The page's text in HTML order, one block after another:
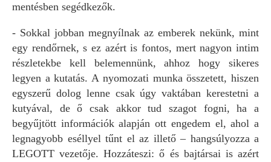
mentésben segédkezők.
- Sokkal jobban megnyílnak az emberek nekünk, mint
egy rendőrnek, s ez azért is fontos, mert nagyon intim
részletekbe kell belemennünk, ahhoz hogy sikeres
legyen a kutatás. A nyomozati munka összetett, hiszen
egyszerű dolog lenne csak úgy vaktában kerestetni a
kutyával, de ő csak akkor tud szagot fogni, ha a
begyűjtött információk alapján ott engedem el, ahol a
legnagyobb eséllyel tűnt el az illető – hangsúlyozza a
LEGOTT vezetője. Hozzáteszi: ő és bajtársai is azért